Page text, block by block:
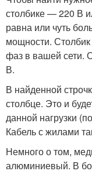
столбике — 220 В
равна или чуть
мощности. Столбик
фаз в вашей сети.
В.
В найденной
столбце. Это и
данной нагрузки
Кабель с жилами
Немного о том,
алюминиевый. В